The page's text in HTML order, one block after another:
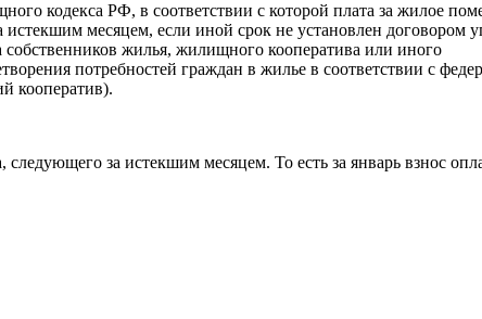
кодекса РФ, в соответствии с которой плата за жилое
истекшим месяцем, если иной срок не установлен договором
жилья, жилищного кооператива или иного
потребностей граждан в жилье в соответствии с
кооператив).
за истекшим месяцем. То есть за январь взнос